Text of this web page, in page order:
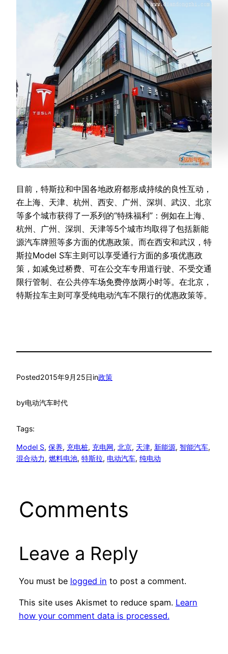
目前，特斯拉和中国各地政府都形成持续的良性互动，
在上海、天津、杭州、西安、广州、深圳、武汉、北京
等多个城市获得了一系列的“特殊福利”：例如在上海、
杭州、广州、深圳、天津等5个城市均取得了包括新能
源汽车牌照等多方面的优惠政策。而在西安和武汉，特
斯拉Model S车主则可以享受通行方面的多项优惠政
策，如减免过桥费、可在公交车专用道行驶、不受交通
限行管制、在公共停车场免费停放两小时等。在北京，
特斯拉车主则可享受纯电动汽车不限行的优惠政策等。
Posted2015年9月25日in政策
by电动汽车时代
Tags:
Model S, 保养, 充电桩, 充电网, 北京, 天津, 新能源, 智能汽车
混合动力, 燃料电池, 特斯拉, 电动汽车, 纯电动
Comments
Leave a Reply
You must be logged in to post a comment.
This site uses Akismet to reduce spam. Learn
how your comment data is processed.